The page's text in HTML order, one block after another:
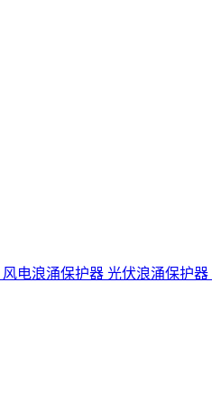
风电浪涌保护器 光伏浪涌保护器